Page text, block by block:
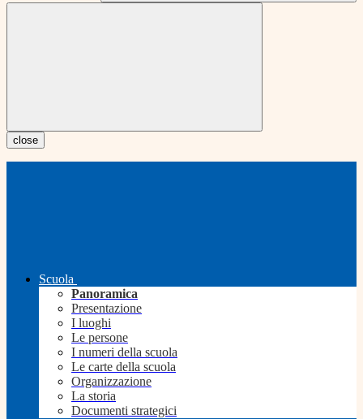
close
Scuola
Panoramica
Presentazione
I luoghi
Le persone
I numeri della scuola
Le carte della scuola
Organizzazione
La storia
Documenti strategici